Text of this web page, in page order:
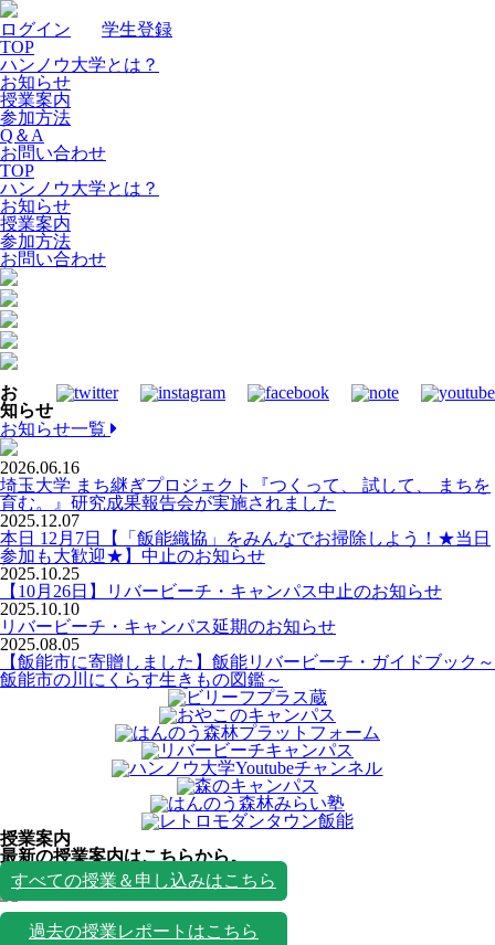
ログイン
学生登録
TOP
ハンノウ大学とは？
お知らせ
授業案内
参加方法
Q＆A
お問い合わせ
TOP
ハンノウ大学とは？
お知らせ
授業案内
参加方法
お問い合わせ
お
知らせ
お知らせ一覧
2026.06.16
埼玉大学 まち継ぎプロジェクト『つくって、 試して、 まちを
育む。』研究成果報告会が実施されました
2025.12.07
本日 12月7日【「飯能織協」をみんなでお掃除しよう！★当日
参加も大歓迎★】中止のお知らせ
2025.10.25
【10月26日】リバービーチ・キャンパス中止のお知らせ
2025.10.10
リバービーチ・キャンパス延期のお知らせ
2025.08.05
【飯能市に寄贈しました】飯能リバービーチ・ガイドブック～
飯能市の川にくらす生きもの図鑑～
授業案内
最新の授業案内はこちらから。
授業一覧
すべての授業＆申し込みはこちら
過去の授業レポートはこちら